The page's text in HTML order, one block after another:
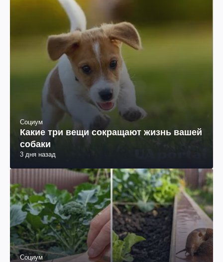
Социум
Какие три вещи сокращают жизнь вашей
собаки
3 дня назад
Социум